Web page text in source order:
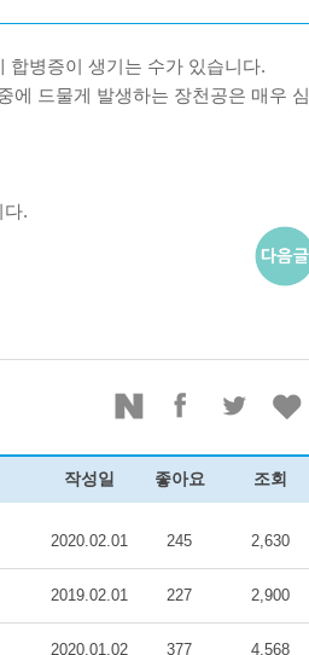
합병증이 생기는 수가 있습니다.
에 드물게 발생하는 장천공은 매우 심
다.
작성일 좋아요 조회
2020.02.01 245 2,630
2019.02.01 227 2,900
2020.01.02 377 4,568